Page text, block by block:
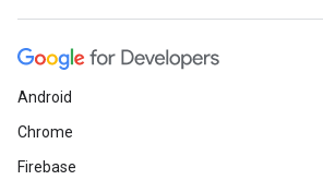
Android
Chrome
Firebase